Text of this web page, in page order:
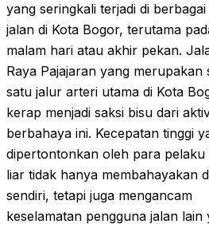
yang seringkali terjadi di
jalan di Kota Bogor, terutama
malam hari atau akhir pekan.
Raya Pajajaran yang merupakan
satu jalur arteri utama di Kota
kerap menjadi saksi bisu dari
berbahaya ini. Kecepatan tinggi
dipertontonkan oleh para pelaku
liar tidak hanya membahayakan
sendiri, tetapi juga mengancam
keselamatan pengguna jalan lain